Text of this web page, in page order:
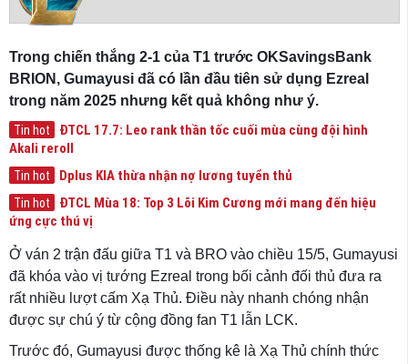
Trong chiến thắng 2-1 của T1 trước OKSavingsBank
BRION, Gumayusi đã có lần đầu tiên sử dụng Ezreal
trong năm 2025 nhưng kết quả không như ý.
Tin hot
ĐTCL 17.7: Leo rank thần tốc cuối mùa cùng đội hình
Akali reroll
Tin hot Dplus KIA thừa nhận nợ lương tuyển thủ
Tin hot
ĐTCL Mùa 18: Top 3 Lõi Kim Cương mới mang đến hiệu
ứng cực thú vị
Ở ván 2 trận đấu giữa T1 và BRO vào chiều 15/5, Gumayusi
đã khóa vào vị tướng Ezreal trong bối cảnh đối thủ đưa ra
rất nhiều lượt cấm Xạ Thủ. Điều này nhanh chóng nhận
được sự chú ý từ cộng đồng fan T1 lẫn LCK.
Trước đó, Gumayusi được thống kê là Xạ Thủ chính thức